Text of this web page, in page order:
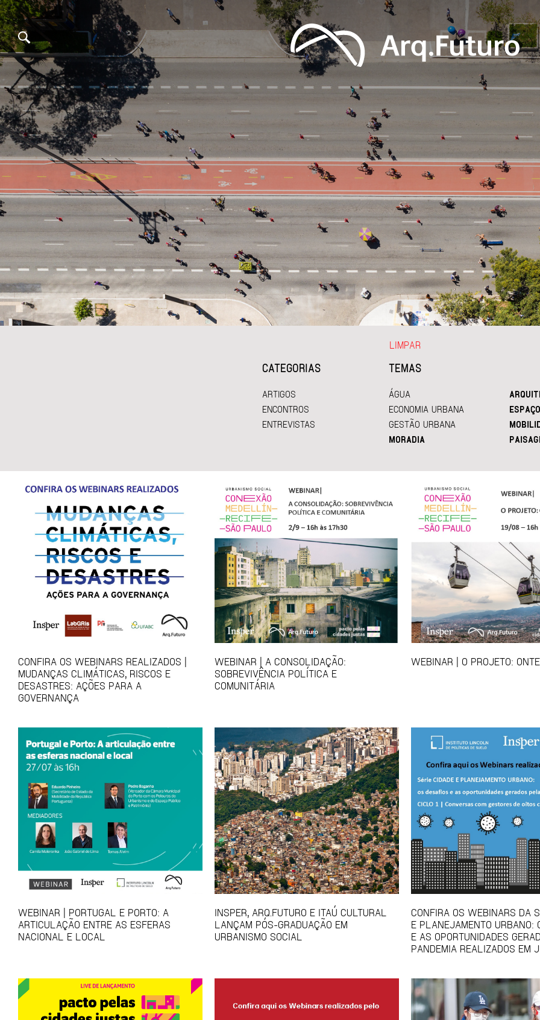
CATEGORIAS
ARTIGOS
ENCONTROS
ENTREVISTAS
TEMAS
ÁGUA
ECONOMIA URBANA
GESTÃO URBANA
MORADIA
LIMPAR
CONFIRA OS WEBINARS REALIZADOS |
MUDANÇAS CLIMÁTICAS, RISCOS E
DESASTRES: AÇÕES PARA A
GOVERNANÇA
WEBINAR | A CONSOLIDAÇÃO:
SOBREVIVÊNCIA POLÍTICA E
COMUNITÁRIA
WEBINAR | O PROJETO:
WEBINAR | PORTUGAL E PORTO: A
ARTICULAÇÃO ENTRE AS ESFERAS
NACIONAL E LOCAL
INSPER, ARQ.FUTURO E ITAÚ CULTURAL
LANÇAM PÓS-GRADUAÇÃO EM
URBANISMO SOCIAL
CONFIRA OS WEBINARS DA
E PLANEJAMENTO URBANO:
E AS OPORTUNIDADES
PANDEMIA REALIZADOS EM